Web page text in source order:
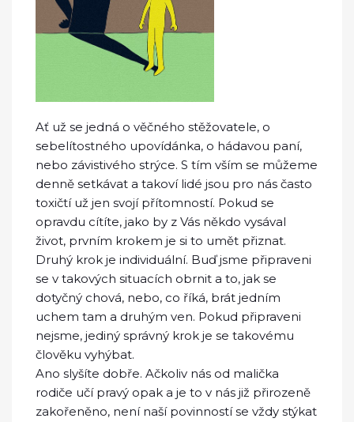
Ať už se jedná o věčného stěžovatele, o
sebelítostného upovídánka, o hádavou paní,
nebo závistivého strýce. S tím vším se můžeme
denně setkávat a takoví lidé jsou pro nás často
toxičtí už jen svojí přítomností. Pokud se
opravdu cítíte, jako by z Vás někdo vysával
život, prvním krokem je si to umět přiznat.
Druhý krok je individuální. Buď jsme připraveni
se v takových situacích obrnit a to, jak se
dotyčný chová, nebo, co říká, brát jedním
uchem tam a druhým ven. Pokud připraveni
nejsme, jediný správný krok je se takovému
člověku vyhýbat.
Ano slyšíte dobře. Ačkoliv nás od malička
rodiče učí pravý opak a je to v nás již přirozeně
zakořeněno, není naší povinností se vždy stýkat